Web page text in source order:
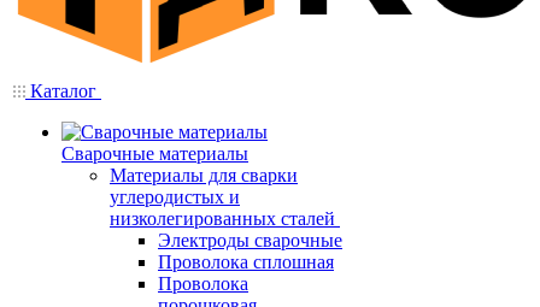
Каталог
Сварочные материалы
Материалы для сварки
углеродистых и
низколегированных сталей
Электроды сварочные
Проволока сплошная
Проволока